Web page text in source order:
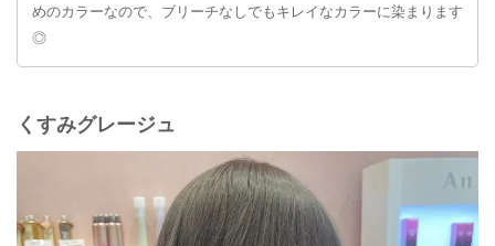
めのカラーなので、ブリーチなしでもキレイなカラーに染まります
◎
くすみグレージュ